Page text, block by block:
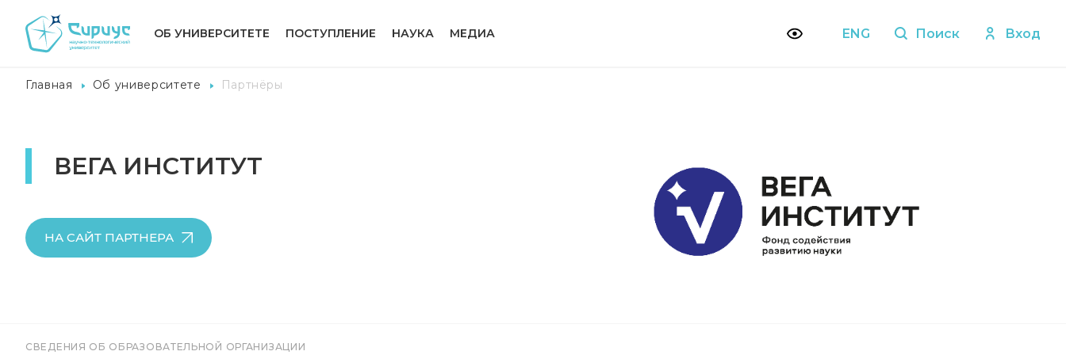
ОБ УНИВЕРСИТЕТЕ ПОСТУПЛЕНИЕ НАУКА МЕДИА ENG Поиск Вход
Главная Об университете Партнёры
ВЕГА ИНСТИТУТ
НА САЙТ ПАРТНЕРА
СВЕДЕНИЯ ОБ ОБРАЗОВАТЕЛЬНОЙ ОРГАНИЗАЦИИ